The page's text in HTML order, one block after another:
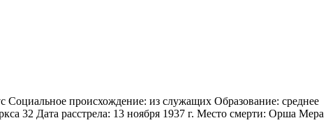
Социальное происхождение: из служащих Образование: среднее
32 Дата расстрела: 13 ноября 1937 г. Место смерти: Орша Мера